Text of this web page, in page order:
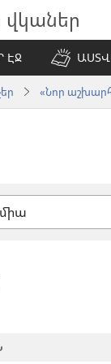
վկաներ
ԷՋ
«Նոր